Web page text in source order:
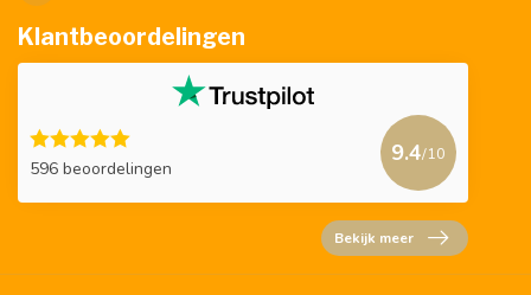
Klantbeoordelingen
596 beoordelingen
9.4/10
Bekijk meer